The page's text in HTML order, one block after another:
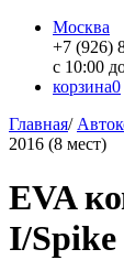
Москва
+7 (926)
с 10:00
корзина0
Главная/
2016 (8 мест)
EVA
I/Spike